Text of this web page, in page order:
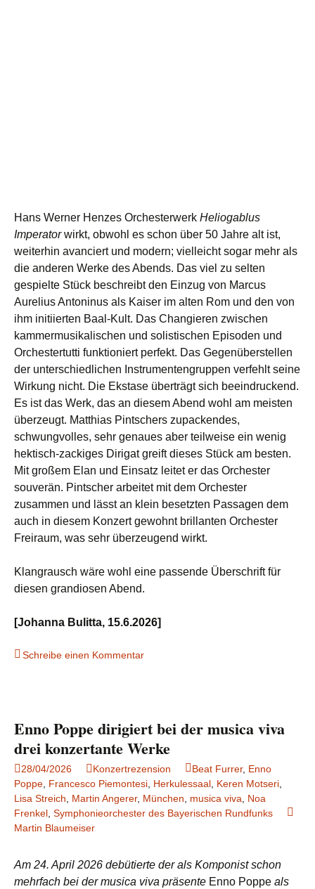
Hans Werner Henzes Orchesterwerk Heliogablus
Imperatorwirkt, obwohl es schon über 50 Jahre alt ist,
weiterhin avanciert und modern; vielleicht sogar mehr als
die anderen Werke des Abends. Das viel zu selten
gespielte Stück beschreibt den Einzug von Marcus
Aurelius Antoninus als Kaiser im alten Rom und den von
ihm initiierten Baal-Kult. Das Changieren zwischen
kammermusikalischen und solistischen Episoden und
Orchestertutti funktioniert perfekt. Das Gegenüberstellen
der unterschiedlichen Instrumentengruppen verfehlt seine
Wirkung nicht. Die Ekstase überträgt sich beeindruckend.
Es ist das Werk, das an diesem Abend wohl am meisten
überzeugt. Matthias Pintschers zupackendes,
schwungvolles, sehr genaues aber teilweise ein wenig
hektisch-zackiges Dirigat greift dieses Stück am besten.
Mit großem Elan und Einsatz leitet er das Orchester
souverän. Pintscher arbeitet mit dem Orchester
zusammen und lässt an klein besetzten Passagen dem
auch in diesem Konzert gewohnt brillanten Orchester
Freiraum, was sehr überzeugend wirkt.
Klangrausch wäre wohl eine passende Überschrift für
diesen grandiosen Abend.
[Johanna Bulitta, 15.6.2026]
Schreibe einen Kommentar
Enno Poppe dirigiert bei der musica viva
drei konzertante Werke
28/04/2026 Konzertrezension Beat Furrer, Enno
Poppe Francesco Piemontesi Herkulessaal Keren Motseri
Lisa Streich
Martin Angerer, München musica viva
Noa
Frenkel Symphonieorchester des Bayerischen Rundfunks
Martin Blaumeiser
Am 24. April 2026 debütierte der als Komponist schon
mehrfach bei der musica viva präsente Enno Poppe als